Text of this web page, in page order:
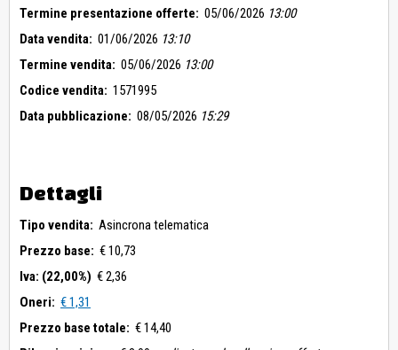
Termine presentazione offerte: 05/06/2026 13:00
Data vendita: 01/06/2026 13:10
Termine vendita: 05/06/2026 13:00
Codice vendita: 1571995
Data pubblicazione: 08/05/2026 15:29
Dettagli
Tipo vendita: Asincrona telematica
Prezzo base: € 10,73
Iva: (22,00%) € 2,36
Oneri: € 1,31
Prezzo base totale: € 14,40